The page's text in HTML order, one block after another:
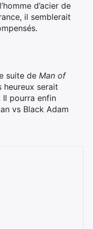
d’acier de
il semblerait
suite de Man of
heureux serait
Il pourra enfin
vs Black Adam